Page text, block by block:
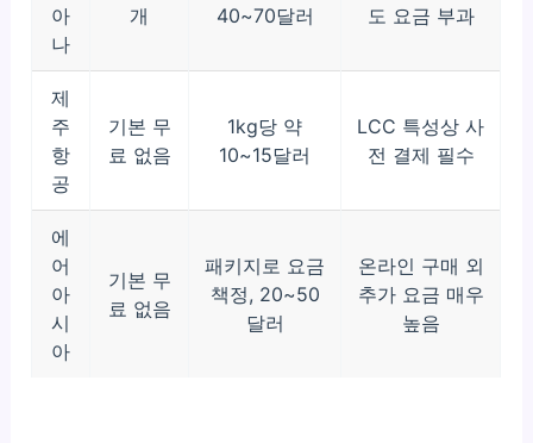
아
나
개
40~70달러
도 요금 부과
제
주
항
공
기본 무
료 없음
1kg당 약
10~15달러
LCC 특성상 사
전 결제 필수
에
어
아
시
아
기본 무
료 없음
패키지로 요금
책정, 20~50
달러
온라인 구매 외
추가 요금 매우
높음